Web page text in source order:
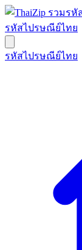
รหัสไปรษณีย์ไทย
รหัสไปรษณีย์ไทย